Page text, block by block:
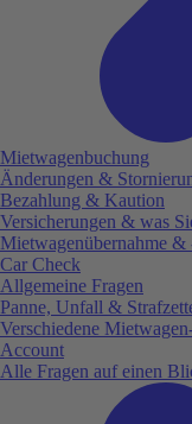
Mietwagenbuchung
Änderungen &
Bezahlung & Kaution
Versicherungen & was
Mietwagenübernahme &
Car Check
Allgemeine Fragen
Panne, Unfall &
Verschiedene
Account
Alle Fragen auf einen